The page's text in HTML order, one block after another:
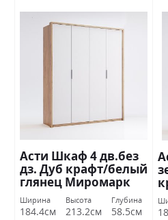
Асти Шкаф 4 дв.без
дз. Дуб крафт/белый
глянец Миромарк
Ширина
184.4см
Высота
213.2см
Глубина
58.5см